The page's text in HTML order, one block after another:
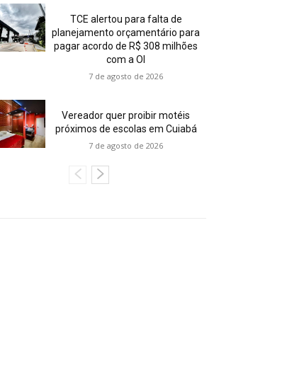
TCE alertou para falta de
planejamento orçamentário para
pagar acordo de R$ 308 milhões
com a OI
7 de agosto de 2026
Vereador quer proibir motéis
próximos de escolas em Cuiabá
7 de agosto de 2026